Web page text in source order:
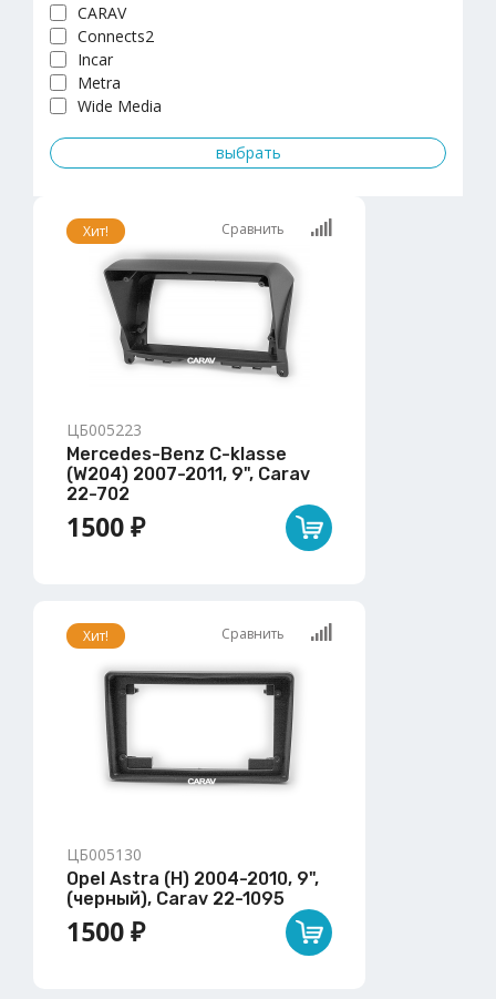
CARAV
Connects2
Incar
Metra
Wide Media
Хит! Сравнить
ЦБ005223
Mercedes-Benz C-klasse
(W204) 2007-2011, 9", Carav
22-702
1500 ₽
Хит! Сравнить
ЦБ005130
Opel Astra (H) 2004-2010, 9",
(черный), Carav 22-1095
1500 ₽